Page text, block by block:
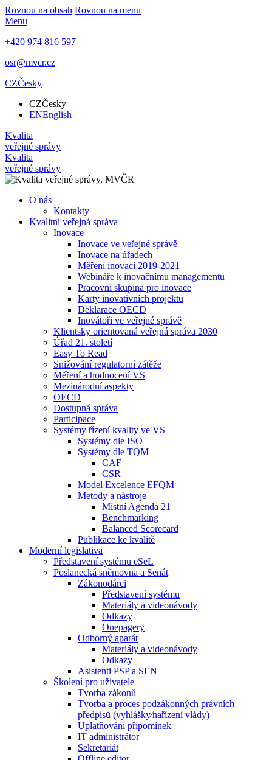
Rovnou na obsah Rovnou na menu
Menu
+420 974 816 597
osr@mvcr.cz
CZČesky
CZČesky
ENEnglish
Kvalita
veřejné správy
Kvalita
veřejné správy
O nás
Kontakty
Kvalitní veřejná správa
Inovace
Inovace ve veřejné správě
Inovace na úřadech
Měření inovací 2019-2021
Webináře k inovačnímu managementu
Pracovní skupina pro inovace
Karty inovativních projektů
Deklarace OECD
Inovátoři ve veřejné správě
Klientsky orientovaná veřejná správa 2030
Úřad 21. století
Easy To Read
Snižování regulatorní zátěže
Měření a hodnocení VS
Mezinárodní aspekty
OECD
Dostupná správa
Participace
Systémy řízení kvality ve VS
Systémy dle ISO
Systémy dle TQM
CAF
CSR
Model Excelence EFQM
Metody a nástroje
Místní Agenda 21
Benchmarking
Balanced Scorecard
Publikace ke kvalitě
Moderní legislativa
Představení systému eSeL
Poslanecká sněmovna a Senát
Zákonodárci
Představení systému
Materiály a videonávody
Odkazy
Onepagery
Odborný aparát
Materiály a videonávody
Odkazy
Asistenti PSP a SEN
Školení pro uživatele
Tvorba zákonů
Tvorba a proces podzákonných právních
předpisů (vyhlášky⁄nařízení vlády)
Uplatňování připomínek
IT administrátor
Sekretariát